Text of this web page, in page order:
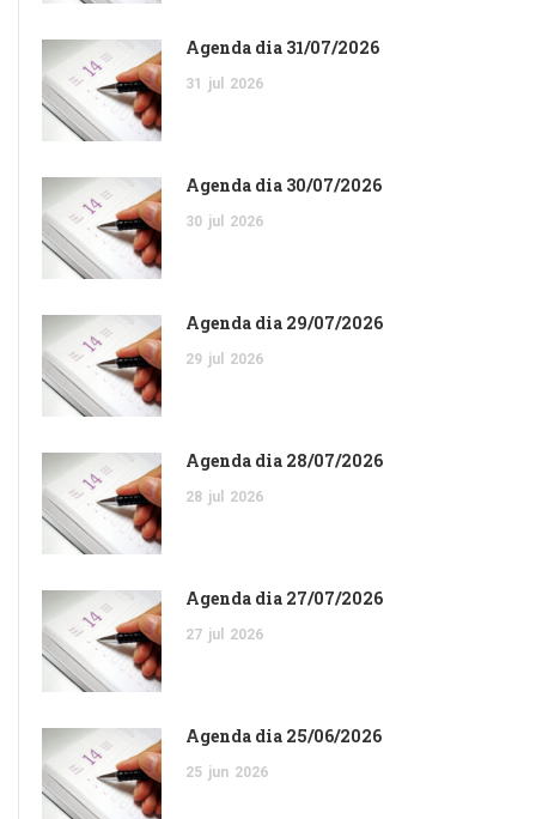
Agenda dia 31/07/2026
31 jul 2026
Agenda dia 30/07/2026
30 jul 2026
Agenda dia 29/07/2026
29 jul 2026
Agenda dia 28/07/2026
28 jul 2026
Agenda dia 27/07/2026
27 jul 2026
Agenda dia 25/06/2026
25 jun 2026